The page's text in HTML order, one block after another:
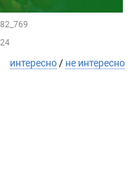
интересно / не интересно